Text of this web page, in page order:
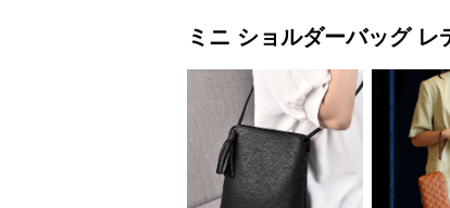
ミニ ショルダーバッグ レ